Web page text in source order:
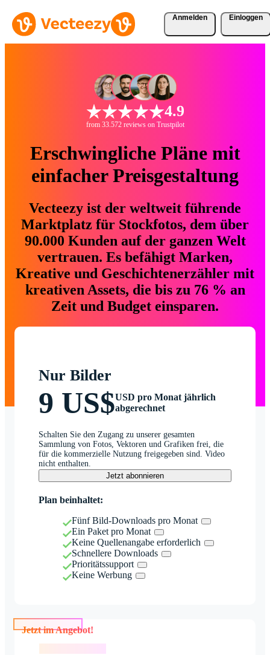
Anmelden Einloggen
4.9
from 33.572 reviews on Trustpilot
Erschwingliche Pläne mit
einfacher Preisgestaltung
Vecteezy ist der weltweit führende
Marktplatz für Stockfotos, dem über
90.000 Kunden auf der ganzen Welt
vertrauen. Es befähigt Marken,
Kreative und Geschichtenerzähler mit
kreativen Assets, die bis zu 76 % an
Zeit und Budget einsparen.
Nur Bilder
9 US$USD pro Monat jährlich
abgerechnet
Schalten Sie den Zugang zu unserer gesamten
Sammlung von Fotos, Vektoren und Grafiken frei, die
für die kommerzielle Nutzung freigegeben sind. Video
nicht enthalten.
Jetzt abonnieren
Plan beinhaltet:
Fünf Bild-Downloads pro Monat
Ein Paket pro Monat
Keine Quellenangabe erforderlich
Schnellere Downloads
Prioritätssupport
Keine Werbung
Jetzt im Angebot!